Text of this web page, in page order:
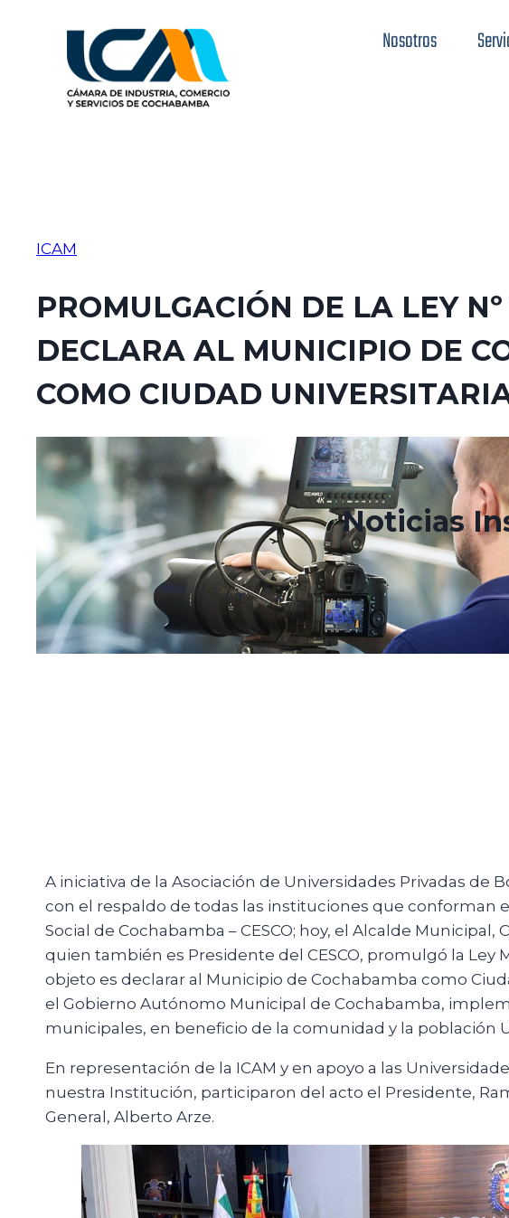
Nosotros
ICAM
PROMULGACIÓN DE LA LEY
DECLARA AL MUNICIPIO DE
COMO CIUDAD
noviembre 29, 2021 enero 28, 2022
Noticias
A iniciativa de la Asociación de Universidades Privadas de
con el respaldo de todas las instituciones que conforman
Social de Cochabamba – CESCO; hoy, el Alcalde Municipal,
quien también es Presidente del CESCO, promulgó la Ley
objeto es declarar al Municipio de Cochabamba como
el Gobierno Autónomo Municipal de Cochabamba,
municipales, en beneficio de la comunidad y la población
En representación de la ICAM y en apoyo a las
nuestra Institución, participaron del acto el Presidente,
General, Alberto Arze.